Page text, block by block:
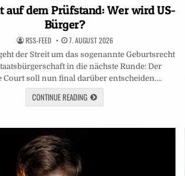
auf dem Prüfstand: Wer wird US-
Bürger?
RSS-FEED 7. AUGUST 2026
der Streit um das sogenannte Geburtsrecht
in die nächste Runde: Der
Court soll nun final darüber entscheiden….
CONTINUE READING